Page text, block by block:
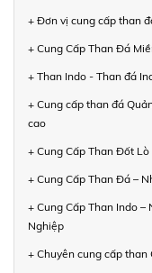
+ Đơn vị cung cấp than
+ Cung Cấp Than Đá
+ Than Indo - Than đá
+ Cung cấp than đá
cao
+ Cung Cấp Than Đốt
+ Cung Cấp Than Đá –
+ Cung Cấp Than Indo
Nghiệp
+ Chuyên cung cấp